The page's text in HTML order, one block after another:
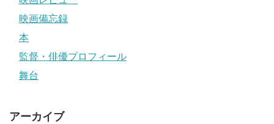
映画備忘録
本
監督・俳優プロフィール
舞台
アーカイブ